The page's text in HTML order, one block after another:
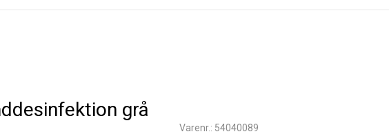
grå
Varenr.: 54040089